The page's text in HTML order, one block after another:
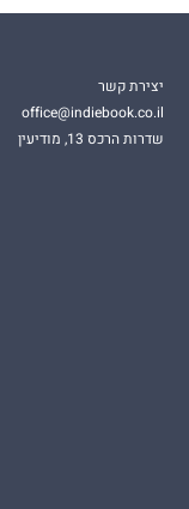
יצירת קשר
office@indiebook.co.il
שדרות הרכס 13, מודיעין